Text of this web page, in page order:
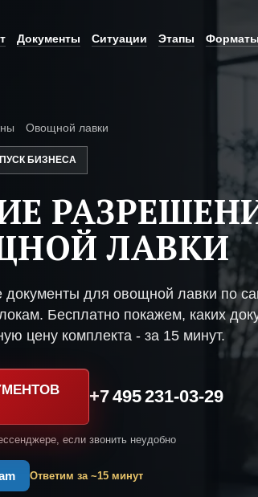
Документы Ситуации Этапы Форматы
Овощной лавки
БИЗНЕСА
ЛАВКИ
для овощной лавки по
Бесплатно покажем, каких
цену комплекта - за 15 минут.
+7 495 231-03-29
если звонить неудобно
Ответим за ~15 минут